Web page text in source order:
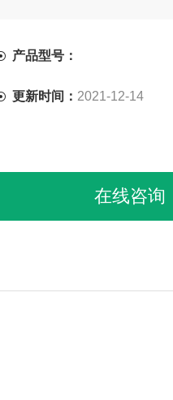
产品型号：
更新时间： 2021-12-14
在线咨询